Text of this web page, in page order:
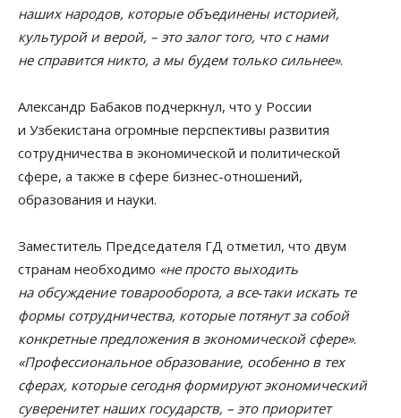
наших народов, которые объединены историей,
культурой и верой, – это залог того, что с нами
не справится никто, а мы будем только сильнее».
Александр Бабаков подчеркнул, что у России
и Узбекистана огромные перспективы развития
сотрудничества в экономической и политической
сфере, а также в сфере бизнес-отношений,
образования и науки.
Заместитель Председателя ГД отметил, что двум
странам необходимо «не просто выходить
на обсуждение товарооборота, а все‑таки искать те
формы сотрудничества, которые потянут за собой
конкретные предложения в экономической сфере».
«Профессиональное образование, особенно в тех
сферах, которые сегодня формируют экономический
суверенитет наших государств, – это приоритет